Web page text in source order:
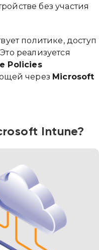
без участия
политике, доступ
реализуется
Policies
через Microsoft
Intune?